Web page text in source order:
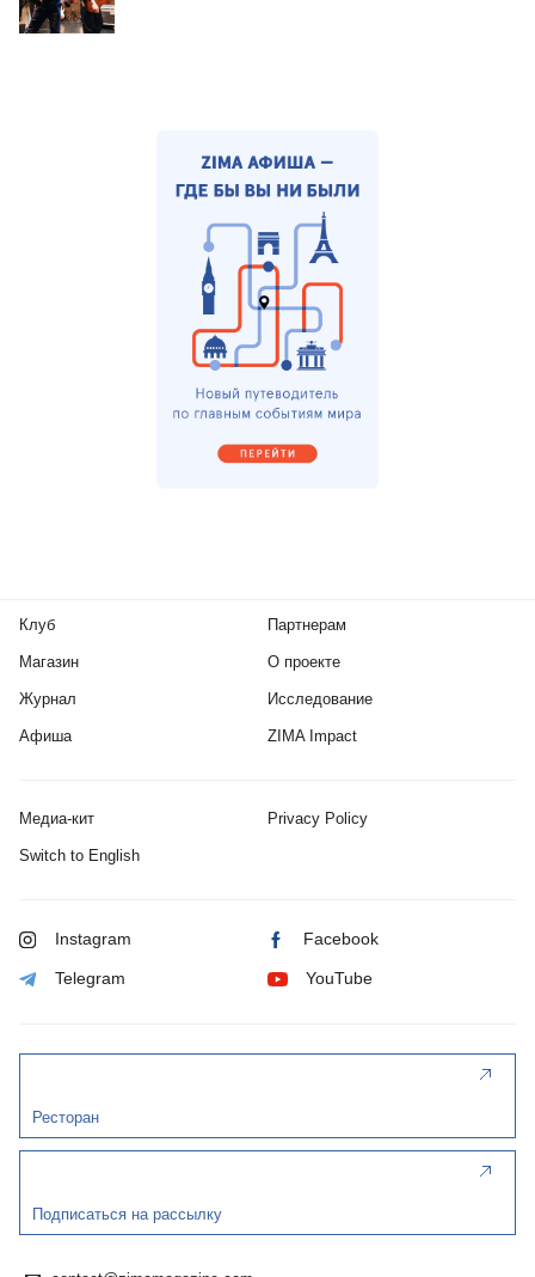
Клуб
Магазин
Журнал
Афиша
Партнерам
О проекте
Исследование
ZIMA Impact
Медиа-кит Privacy Policy
Switch to English
Instagram Facebook
Telegram YouTube
Ресторан
Подписаться на рассылку